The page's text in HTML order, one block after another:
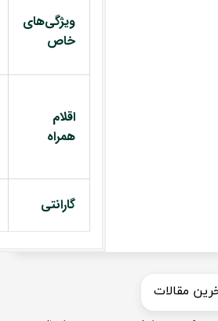
ویژگی‌های
خاص
اقلام
همراه
گارانتی
مقالات